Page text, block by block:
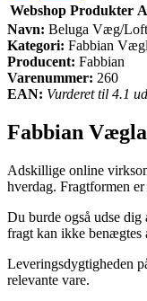
Webshop Produkter
Navn: Beluga Væg/
Kategori: Fabbian
Producent: Fabbian
Varenummer: 260
EAN: Vurderet til 4.1
Fabbian
Adskillige online
hverdag. Fragtformen
Du burde også udse
fragt kan ikke benægtes
Leveringsdygtigheden
relevante vare.